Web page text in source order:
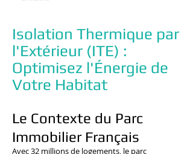
Isolation Thermique par
l'Extérieur (ITE) :
Optimisez l'Énergie de
Votre Habitat
Le Contexte du Parc
Immobilier Français
Avec 32 millions de logements, le parc